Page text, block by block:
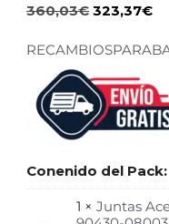
360,03€ 323,37€
Conenido del Pack:
1 × Juntas